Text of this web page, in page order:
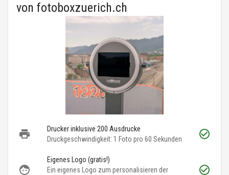
von fotoboxzuerich.ch
Drucker inklusive 200 Ausdrucke
Druckgeschwindigkeit: 1 Foto pro 60 Sekunden
Eigenes Logo (gratis!)
Ein eigenes Logo zum personalisieren der